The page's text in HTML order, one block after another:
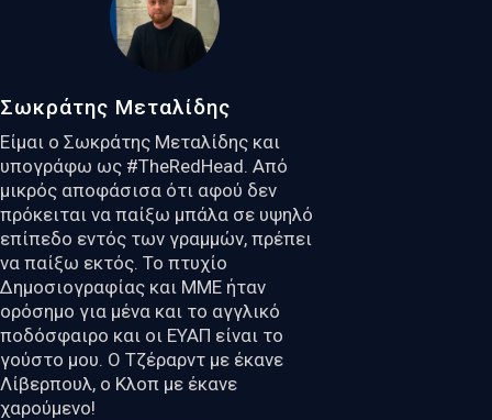
Σωκράτης Μεταλίδης
Είμαι ο Σωκράτης Μεταλίδης και
υπογράφω ως #TheRedHead. Από
μικρός αποφάσισα ότι αφού δεν
πρόκειται να παίξω μπάλα σε υψηλό
επίπεδο εντός των γραμμών, πρέπει
να παίξω εκτός. Το πτυχίο
Δημοσιογραφίας και ΜΜΕ ήταν
ορόσημο για μένα και το αγγλικό
ποδόσφαιρο και οι ΕΥΑΠ είναι το
γούστο μου. Ο Τζέραρντ με έκανε
Λίβερπουλ, ο Κλοπ με έκανε
χαρούμενο!